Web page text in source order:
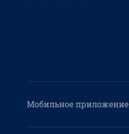
Мобильное приложение